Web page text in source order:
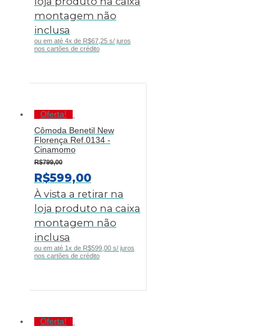
ERA:
R$369,00.
É:
montagem não
inclusa
ou em até 4x de R$67,25 s/ juros
nos cartões de crédito
Oferta!
Cômoda Benetil New
Florença Ref.0134 -
Cinamomo
R$799,00
O
PREÇO
ORIGINAL
ERA:
R$799,00.
R$599,00O
PREÇO
ATUAL
É:
À vista a retirar na
loja produto na caixa
montagem não
inclusa
ou em até 1x de R$599,00 s/ juros
nos cartões de crédito
Oferta!